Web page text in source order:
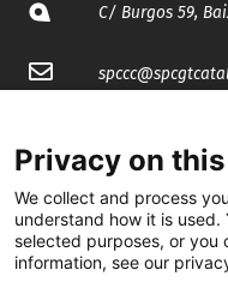
C/ Burgos 59,
spccc@
@CGTCatalunya
cgtcatalunya
Privacy on
We collect and process
understand how it is
selected purposes, or you
information, see our